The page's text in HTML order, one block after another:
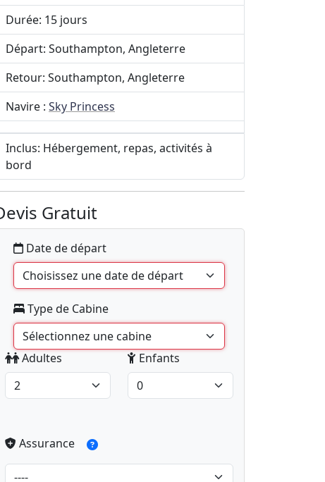
Durée: 15 jours
Départ: Southampton, Angleterre
Retour: Southampton, Angleterre
Navire : Sky Princess
Inclus: Hébergement, repas, activités à
bord
Gratuit
Date de départ
Type de Cabine
Adultes Enfants
Assurance